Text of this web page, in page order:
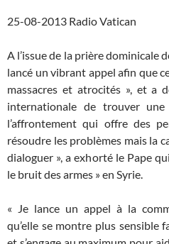
25-08-2013 Radio Vatican
A l’issue de la prière dominicale
lancé un vibrant appel afin que
massacres et atrocités », et a
internationale de trouver
l’affrontement qui offre des
résoudre les problèmes mais la
dialoguer », a exhorté le Pape
le bruit des armes » en Syrie.
« Je lance un appel à la
qu’elle se montre plus sensible